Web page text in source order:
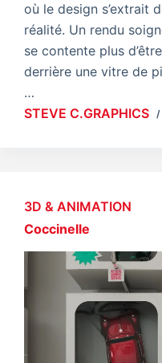
où le design s’extrait
réalité. Un rendu
se contente plus
derrière une vitre de
…
STEVE C.GRAPHICS
3D & ANIMATION
Coccinelle